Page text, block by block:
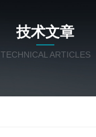
技术文章
TECHNICAL ARTICLES